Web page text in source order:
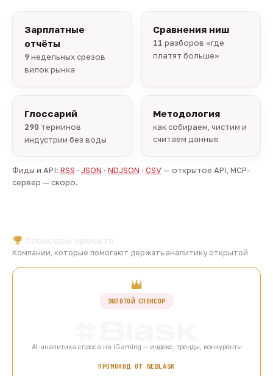
Зарплатные
отчёты
9недельных срезов
вилок рынка
Сравнения ниш
11 разборов «где
платят больше»
Глоссарий
290 терминов
индустрии без воды
Методология
как собираем, чистим и
считаем данные
Фиды и API: RSS · JSON · NDJSON · CSV — открытое API, MCP-
сервер — скоро.
Компании, которые помогают держать аналитику открытой
ЗОЛОТОЙ СПОНСОР
AI-аналитика спроса на iGaming — индекс, тренды, конкуренты
ПРОМОКОД ОТ NEBLASK